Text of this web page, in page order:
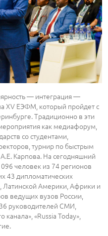
— интеграция —
XV ЕЭФМ, который пройдет с
Традиционно в эти
как медиафорум,
со студентами,
турнир по быстрым
Карпова. На сегодняшний
человек из 74 регионов
43 дипломатических
Латинской Америки, Африки и
ведущих вузов России,
руководителей СМИ,
«Russia Today»,